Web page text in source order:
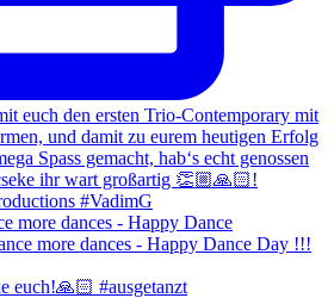
more dances - Happy Dance
euch!🙏🏻 #ausgetanzt